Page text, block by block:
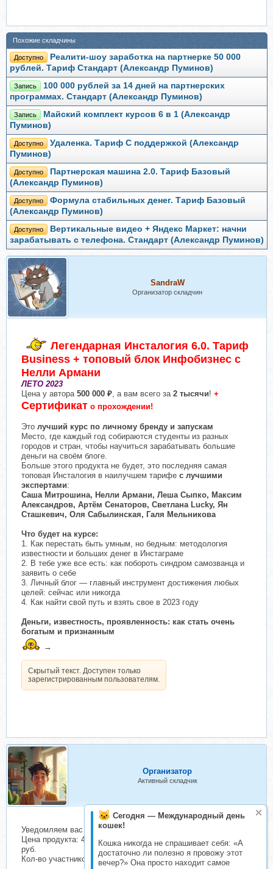
Сегодня — Международный день
кошек!
Кошка никогда не спрашивает себя: «А
достаточно ли полезно я провожу этот
вечер?» Она просто находит самое
Похожие складчины
Доступно
Реалити-шоу заработка на партнерке 50 000
рублей. Тариф Стандарт (Александр Пуминов)
Запись
100 000 рублей за 14 дней на партнерских
программах. Стандарт (Александр Пуминов)
Запись
Майский комплект курсов 6 в 1 (Александр
Пуминов)
Доступно
Удаленка. Тариф С поддержкой (Александр
Пуминов)
Доступно
Партнерская машина 2.0. Тариф Базовый
(Александр Пуминов)
Доступно
Формула стабильных денег. Тариф Базовый
(Александр Пуминов)
Доступно
Вертикальные видео + Яндекс Маркет: начни
зарабатывать с телефона. Стандарт (Александр Пуминов)
SandraW
Организатор складчин
Легендарная Инсталогия 6.0. Тариф
Business + топовый блок Инфобизнес с
Нелли Армани
ЛЕТО 2023
Цена у автора 500 000 ₽ , а вам всего за 2 тысячи! +
Сертификат о прохождении!
Это лучший курс по личному бренду и запускам
Место, где каждый год собираются студенты из разных
городов и стран, чтобы научиться зарабатывать большие
деньги на своём блоге.
Больше этого продукта не будет, это последняя самая
топовая Инсталогия в наилучшем тарифе с лучшими
экспертами:
Саша Митрошина, Нелли Армани, Леша Сыпко, Максим
Александров, Артём Сенаторов, Светлана Lucky, Ян
Сташкевич, Оля Сабылинская, Галя Мельникова
Что будет на курсе:
1. Как перестать быть умным, но бедным: методология
известности и больших денег в Инстаграме
2. В тебе уже все есть: как побороть синдром самозванца и
заявить о себе
3. Личный блог — главный инструмент достижения любых
целей: сейчас или никогда
4. Как найти свой путь и взять свое в 2023 году
Деньги, известность, проявленность: как стать очень
богатым и признанным
→
Скрытый текст. Доступен только
зарегистрированным пользователям.
Организатор
Активный складчик
Уведомляем вас о начале сбора взносов.
Цена продукта: 4400 руб. Взнос с каждого участника: 435
руб.
Кол-во участников в основном списке: 2 чел.